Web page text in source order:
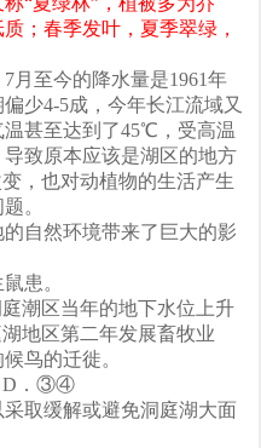
；春季发叶，夏季翠绿，
至今的降水量是1961年
少4-5成，今年长江流域又
甚至达到了45℃，受高温
致原本应该是湖区的地方
，也对动植物的生活产生
。
自然环境带来了巨大的影
患。
区当年的地下水位上升
区第二年发展畜牧业
鸟的迁徙。
．③④
取缓解或避免洞庭湖大面